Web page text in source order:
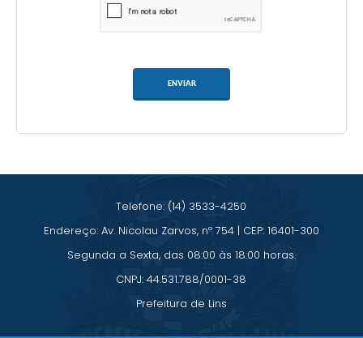
ENVIAR
Telefone: (14) 3533-4250
Endereço: Av. Nicolau Zarvos, nº 754 | CEP: 16401-300
Segunda a Sexta, das 08:00 às 18:00 horas.
CNPJ: 44.531.788/0001-38
Prefeitura de Lins